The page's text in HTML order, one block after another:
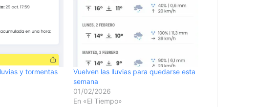
y tormentas
Vuelven las lluvias para quedarse esta
semana
01/02/2026
En «El Tiempo»